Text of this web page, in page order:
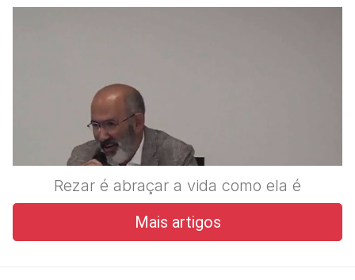
Rezar é abraçar a vida como ela é
Mais artigos